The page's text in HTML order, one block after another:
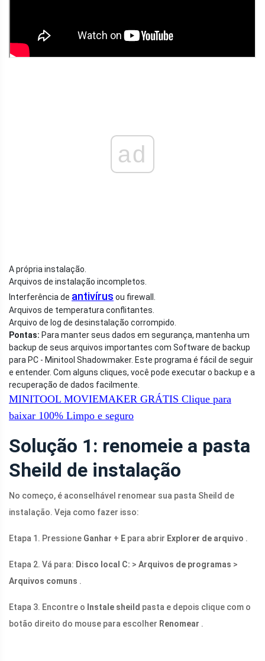
ad
A própria instalação.
Arquivos de instalação incompletos.
Interferência de antivírus ou firewall.
Arquivos de temperatura conflitantes.
Arquivo de log de desinstalação corrompido.
Pontas: Para manter seus dados em segurança, mantenha um
backup de seus arquivos importantes com Software de backup
para PC - Minitool Shadowmaker. Este programa é fácil de seguir
e entender. Com alguns cliques, você pode executar o backup e a
recuperação de dados facilmente.
MINITOOL MOVIEMAKER GRÁTIS Clique para
baixar 100% Limpo e seguro
Solução 1: renomeie a pasta
Sheild de instalação
No começo, é aconselhável renomear sua pasta Sheild de
instalação. Veja como fazer isso:
Etapa 1. Pressione Ganhar + E para abrir Explorer de arquivo .
Etapa 2. Vá para: Disco local C: > Arquivos de programas >
Arquivos comuns .
Etapa 3. Encontre o Instale sheild pasta e depois clique com o
botão direito do mouse para escolher Renomear .